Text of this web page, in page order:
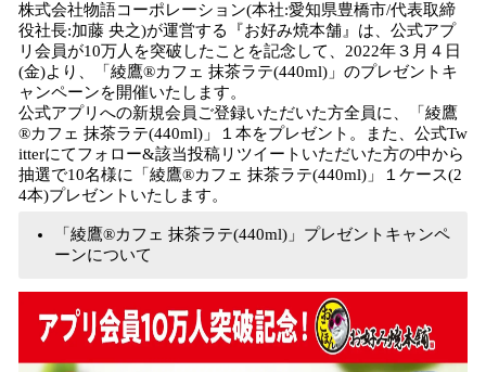
！
数
を
読
み
込
み
中
で
株式会社物語コーポレーション(本社:愛知県豊橋市/代表取締
役社長:加藤 央之)が運営する『お好み焼本舗』は、公式アプ
リ会員が10万人を突破したことを記念して、2022年３月４日
(金)より、「綾鷹®︎カフェ 抹茶ラテ(440ml)」のプレゼントキ
ャンペーンを開催いたします。
公式アプリへの新規会員ご登録いただいた方全員に、「綾鷹
®︎カフェ 抹茶ラテ(440ml)」１本をプレゼント。また、公式Tw
itterにてフォロー&該当投稿リツイートいただいた方の中から
抽選で10名様に「綾鷹®︎カフェ 抹茶ラテ(440ml)」１ケース(2
4本)プレゼントいたします。
「綾鷹®︎カフェ 抹茶ラテ(440ml)」プレゼントキャンペ
ーンについて